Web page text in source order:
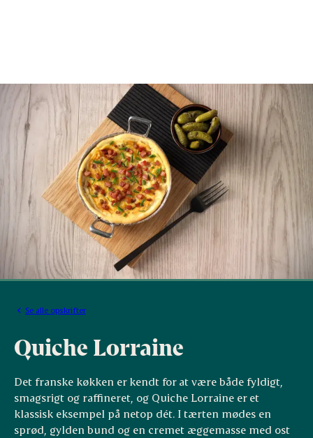
Se alle opskrifter
Quiche Lorraine
Det franske køkken er kendt for at være både fyldigt,
smagsrigt og raffineret, og Quiche Lorraine er et
klassisk eksempel på netop dét. I tærten mødes en
sprød, gylden bund og en cremet æggemasse med ost